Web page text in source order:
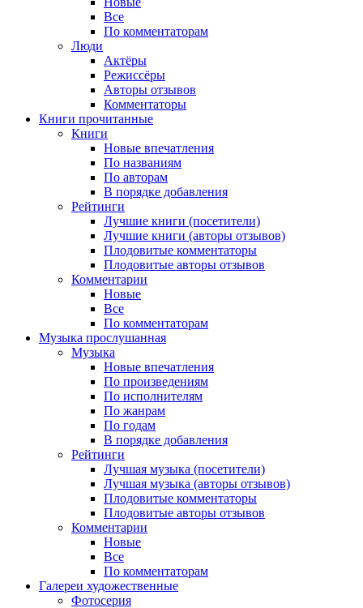
Все
По комментаторам
Люди
Актёры
Режиссёры
Авторы отзывов
Комментаторы
Книги прочитанные
Книги
Новые впечатления
По названиям
По авторам
В порядке добавления
Рейтинги
Лучшие книги (посетители)
Лучшие книги (авторы отзывов)
Плодовитые комментаторы
Плодовитые авторы отзывов
Комментарии
Новые
Все
По комментаторам
Музыка прослушанная
Музыка
Новые впечатления
По произведениям
По исполнителям
По жанрам
По годам
В порядке добавления
Рейтинги
Лучшая музыка (посетители)
Лучшая музыка (авторы отзывов)
Плодовитые комментаторы
Плодовитые авторы отзывов
Комментарии
Новые
Все
По комментаторам
Галереи художественные
Фотосерия